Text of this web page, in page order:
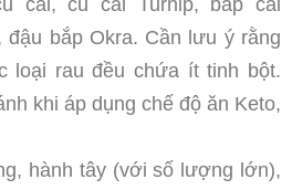
cải, củ cải Turnip, bắp cải
đậu bắp Okra. Cần lưu ý rằng
loại rau đều chứa ít tinh bột.
khi áp dụng chế độ ăn Keto,
hành tây (với số lượng lớn),